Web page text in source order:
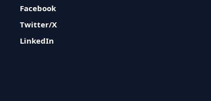
Facebook
Twitter/X
LinkedIn